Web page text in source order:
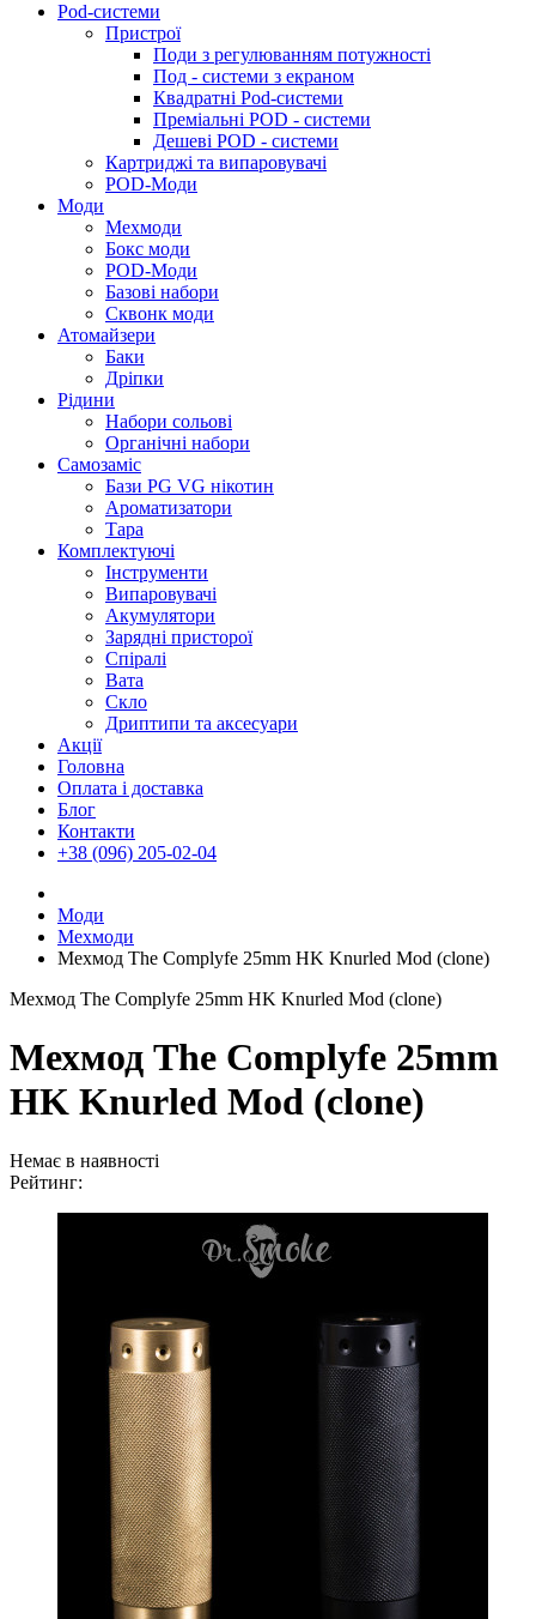
Pod-системи
Пристрої
Поди з регулюванням потужності
Под - системи з екраном
Квадратні Pod-системи
Преміальні POD - системи
Дешеві POD - системи
Картриджі та випаровувачі
POD-Моди
Моди
Мехмоди
Бокс моди
POD-Моди
Базові набори
Сквонк моди
Атомайзери
Баки
Дріпки
Рідини
Набори сольові
Органічні набори
Самозаміс
Бази PG VG нікотин
Ароматизатори
Тара
Комплектуючі
Інструменти
Випаровувачі
Акумулятори
Зарядні присторої
Спіралі
Вата
Скло
Дриптипи та аксесуари
Акції
Головна
Оплата і доставка
Блог
Контакти
+38 (096) 205-02-04
Моди
Мехмоди
Мехмод The Complyfe 25mm HK Knurled Mod (clone)
Мехмод The Complyfe 25mm HK Knurled Mod (clone)
Мехмод The Complyfe 25mm
HK Knurled Mod (clone)
Немає в наявності
Рейтинг: